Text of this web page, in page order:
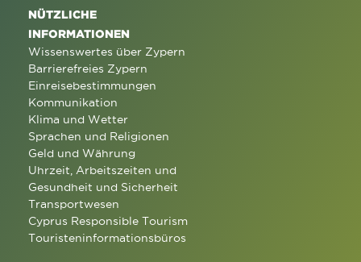
NÜTZLICHE
INFORMATIONEN
Wissenswertes über Zypern
Barrierefreies Zypern
Einreisebestimmungen
Kommunikation
Klima und Wetter
Sprachen und Religionen
Geld und Währung
Uhrzeit, Arbeitszeiten und
Gesundheit und Sicherheit
Transportwesen
Cyprus Responsible Tourism
Touristeninformationsbüros